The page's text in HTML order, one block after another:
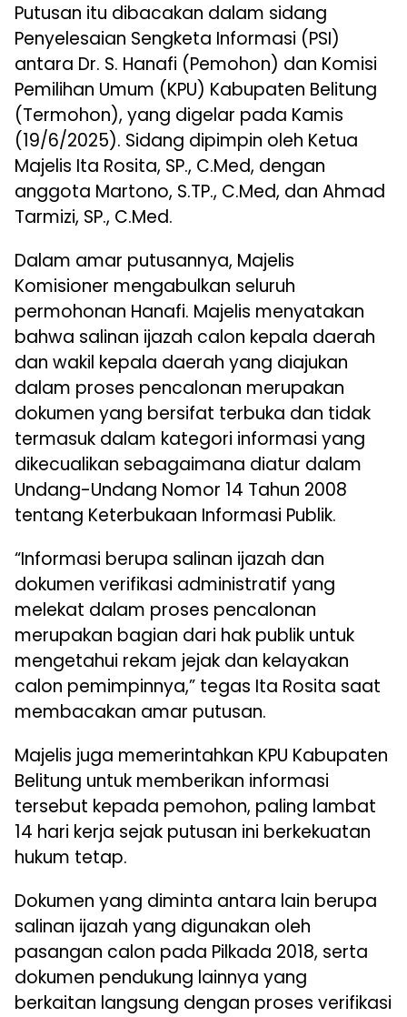
Putusan itu dibacakan dalam sidang
Penyelesaian Sengketa Informasi (PSI)
antara Dr. S. Hanafi (Pemohon) dan Komisi
Pemilihan Umum (KPU) Kabupaten Belitung
(Termohon), yang digelar pada Kamis
(19/6/2025). Sidang dipimpin oleh Ketua
Majelis Ita Rosita, SP., C.Med, dengan
anggota Martono, S.TP., C.Med, dan Ahmad
Tarmizi, SP., C.Med.
Dalam amar putusannya, Majelis
Komisioner mengabulkan seluruh
permohonan Hanafi. Majelis menyatakan
bahwa salinan ijazah calon kepala daerah
dan wakil kepala daerah yang diajukan
dalam proses pencalonan merupakan
dokumen yang bersifat terbuka dan tidak
termasuk dalam kategori informasi yang
dikecualikan sebagaimana diatur dalam
Undang-Undang Nomor 14 Tahun 2008
tentang Keterbukaan Informasi Publik.
“Informasi berupa salinan ijazah dan
dokumen verifikasi administratif yang
melekat dalam proses pencalonan
merupakan bagian dari hak publik untuk
mengetahui rekam jejak dan kelayakan
calon pemimpinnya,” tegas Ita Rosita saat
membacakan amar putusan.
Majelis juga memerintahkan KPU Kabupaten
Belitung untuk memberikan informasi
tersebut kepada pemohon, paling lambat
14 hari kerja sejak putusan ini berkekuatan
hukum tetap.
Dokumen yang diminta antara lain berupa
salinan ijazah yang digunakan oleh
pasangan calon pada Pilkada 2018, serta
dokumen pendukung lainnya yang
berkaitan langsung dengan proses verifikasi